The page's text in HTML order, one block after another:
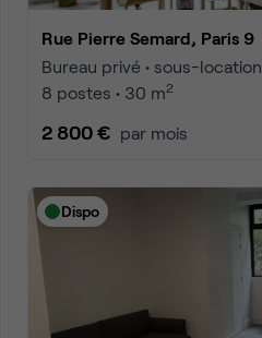
Rue Pierre Semard, Paris 9
Bureau privé • sous-location
8 postes • 30 m2
2 800 € par mois
Dispo